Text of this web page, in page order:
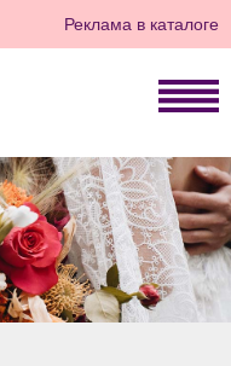
Реклама в каталоге